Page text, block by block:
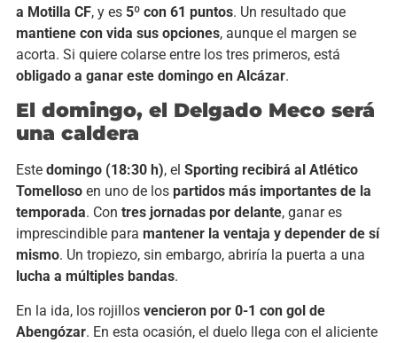
a Motilla CF, y es 5º con 61 puntos. Un resultado que
mantiene con vida sus opciones, aunque el margen se
acorta. Si quiere colarse entre los tres primeros, está
obligado a ganar este domingo en Alcázar.
El domingo, el Delgado Meco será
una caldera
Este domingo (18:30 h), el Sporting recibirá al Atlético
Tomellosoen uno de los partidos más importantes de la
temporada. Con tres jornadas por delante, ganar es
imprescindible para mantener la ventaja y depender de sí
mismo. Un tropiezo, sin embargo, abriría la puerta a una
lucha a múltiples bandas.
En la ida, los rojillos vencieron por 0-1 con gol de
Abengózar. En esta ocasión, el duelo llega con el aliciente